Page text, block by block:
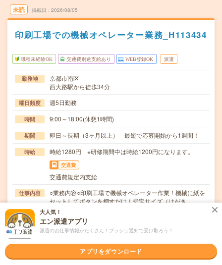
未読 掲載日 2026/08/05
印刷工場での機械オペレーター業務_H113434
職種未経験OK 交通費別途支給あり WEB登録OK 派遣
勤務地
京都市南区
西大路駅から徒歩34分
曜日頻度 週5日勤務
時間 9:00～18:00(休憩1時間)
期間 即日～長期（3ヶ月以上） 最短で応募開始から1週間！
時給 時給1280円 ※研修期間中は時給1200円になります。
交通費
交通費規定内支給
仕事内容
○業務内容○印刷工場で機械オペレーター作業！機械に紙を
セットしてボタンを押すだけ！指定サイズ（はがき…
応募資格
職種未経験OK / ブランクOK / パソコンスキル不要 / 英語力
不要
＜未経験OK！＞＃学歴不問＃髪色・髪型自由！○応募後の
流れ「応募する」ボタンをクリック↓メールにてw…
職場の雰囲気
大人気！
エン派遣アプリ
派遣のお仕事情報がたくさん！プッシュ通知で受け取ろう！
アプリをダウンロード